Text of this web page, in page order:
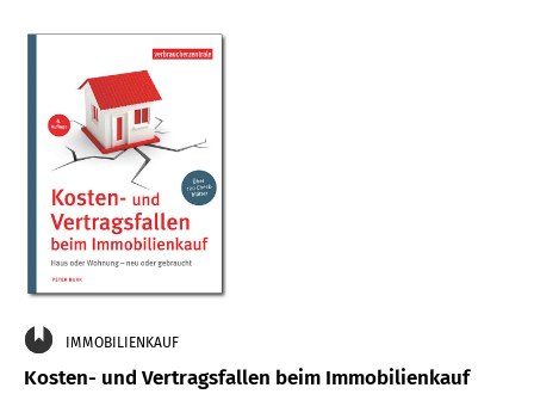
IMMOBILIENKAUF
Kosten- und Vertragsfallen beim Immobilienkauf